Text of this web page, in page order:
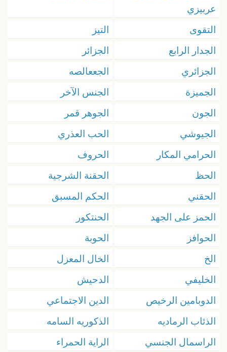
عربيزي
التقوى
التيز
الجدار الرابع
الجزائر
الجزائري
الجععالصه
الجميزة
الجنس الآخر
الجون
الجوهر قمر
الجيوشي
الحب العذري
الحرامي المكار
الحروف
الحظ
الحقنة الشرجية
الحقني
الحكم المسبق
الحمز على الجهد
الحنتكور
الحوافز
الحوبة
الخ
الخال المعزل
الخليفي
الدحيش
الدوبامين الرخيص
الدين الاجتماعي
الذئاب الرماديه
الذكوريه السامه
الراسمال الجنسي
الراية الحمراء